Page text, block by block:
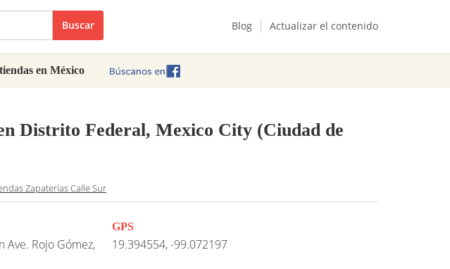
Buscar Blog Actualizar el contenido
en México
Distrito Federal, Mexico City (Ciudad de
Zapaterías Calle Sur
Ave. Rojo Gómez,
GPS
19.394554, -99.072197